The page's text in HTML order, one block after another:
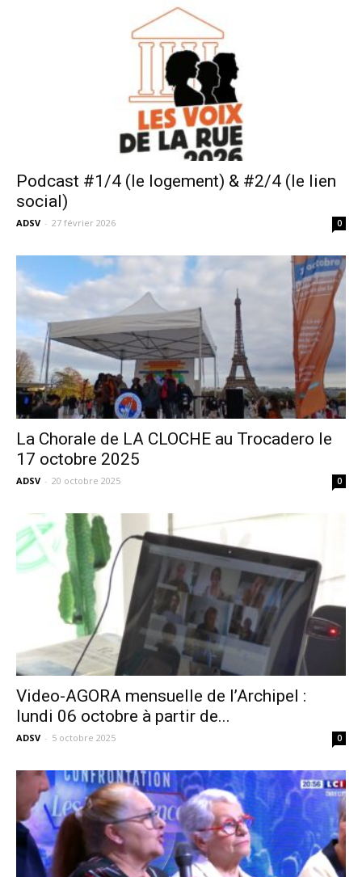
Podcast #1/4 (le logement) & #2/4 (le lien
social)
ADSV - 27 février 2026 0
La Chorale de LA CLOCHE au Trocadero le
17 octobre 2025
ADSV - 20 octobre 2025 0
Video-AGORA mensuelle de l’Archipel :
lundi 06 octobre à partir de...
ADSV - 5 octobre 2025 0